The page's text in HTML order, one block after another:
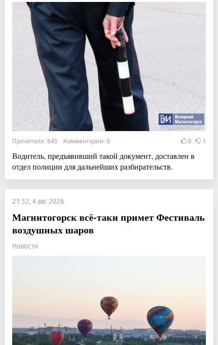
Прочитали: 645 Комментарии: 0 0 1
Водитель, предъявивший такой документ, доставлен в
отдел полиции для дальнейших разбирательств.
21:52, 4 авг 2026
Магнитогорск всё-таки примет Фестиваль
воздушных шаров
Новости